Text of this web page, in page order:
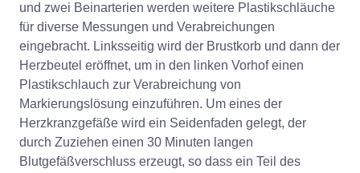
und zwei Beinarterien werden weitere Plastikschläuche
für diverse Messungen und Verabreichungen
eingebracht. Linksseitig wird der Brustkorb und dann der
Herzbeutel eröffnet, um in den linken Vorhof einen
Plastikschlauch zur Verabreichung von
Markierungslösung einzuführen. Um eines der
Herzkranzgefäße wird ein Seidenfaden gelegt, der
durch Zuziehen einen 30 Minuten langen
Blutgefäßverschluss erzeugt, so dass ein Teil des